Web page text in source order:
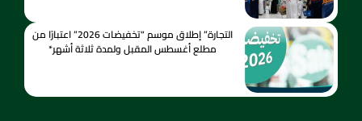
التجارة” إطلاق موسم “تخفيضات 2026” اعتبارًا من
مطلع أغسطس المقبل ولمدة ثلاثة أشهر*